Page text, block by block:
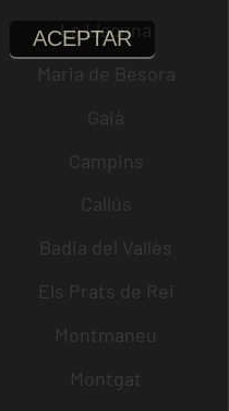
La Llacuna
Maria de Besora
Gaià
Campins
Callús
Badia del Vallès
Els Prats de Rei
Montmaneu
Montgat
ACEPTAR